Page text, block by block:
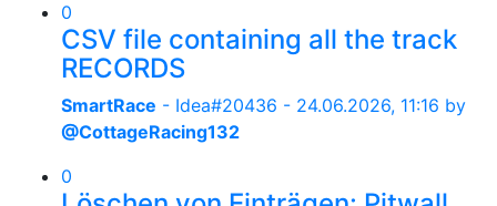
0
CSV file containing all the track
RECORDS
SmartRace - Idea#20436 - 24.06.2026, 11:16 by
@CottageRacing132
0